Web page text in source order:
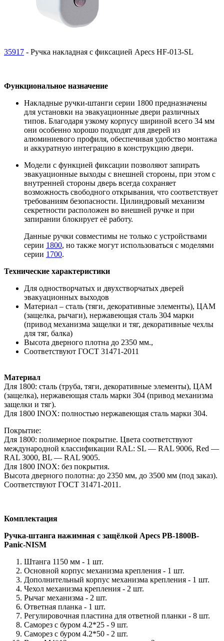
35917 - Ручка накладная с фиксацией Apecs HF-013-SL
Функциональное назначение
Накладные ручки-штанги серии 1800 предназначены
для установки на эвакуационные двери различных
типов. Благодаря узкому корпусу шириной всего 34 мм
они особенно хорошо подходят для дверей из
алюминиевого профиля, обеспечивая удобство монтажа
и аккуратную интеграцию в конструкцию двери.
Модели с функцией фиксации позволяют запирать
эвакуационные выходы с внешней стороны, при этом с
внутренней стороны дверь всегда сохраняет
возможность свободного открывания, что соответствует
требованиям безопасности. Цилиндровый механизм
секретности расположен во внешней ручке и при
запирании блокирует её работу.
Данные ручки совместимы не только с устройствами
серии 1800, но также могут использоваться с моделями
серии 1700.
Технические характеристики
Для одностворчатых и двухстворчатых дверей
эвакуационных выходов
Материал – сталь (тяги, декоративные элементы), ЦАМ
(защелка, рычаги), нержавеющая сталь 304 марки
(привод механизма защелки и тяг, декоративные чехлы
для тяг, балка)
Высота дверного плотна до 2350 мм.,
Соответствуют ГОСТ 31471-2011
Материал
Для 1800: сталь (труба, тяги, декоративные элементы), ЦАМ
(защелка), нержавеющая сталь марки 304 (привод механизма
защелки и тяг).
Для 1800 INOX: полностью нержавеющая сталь марки 304.
Покрытие:
Для 1800: полимерное покрытие. Цвета соответствуют
международной классификации RAL: SL — RAL 9006, Red —
RAL 3000, BL — RAL 9005.
Для 1800 INOX: без покрытия.
Высота дверного полотна: до 2350 мм, до 3500 мм (под заказ).
Соответствуют ГОСТ 31471-2011.
Комплектация
Ручка-штанга нажимная с защёлкой Apecs PB-1800B-
Paniс-NISM
Штанга 1150 мм - 1 шт.
Основной корпус механизма крепления - 1 шт.
Дополнительный корпус механизма крепления - 1 шт.
Чехол механизма крепления - 2 шт.
Рычаг механизма - 2 шт.
Ответная планка - 1 шт.
Регулировочная пластина для ответной планки - 8 шт.
Саморез с буром 4.2*25 - 9 шт.
Саморез с буром 4.2*50 - 2 шт.